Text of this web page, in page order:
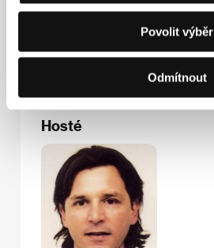
Povolit výběr
Odmítnout
Německo
Fax: +49 7071 770 156
E-mail:cachoeirafilms@aol.com
Hosté